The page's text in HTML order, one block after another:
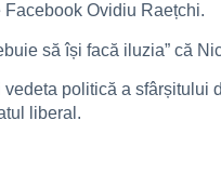
Facebook Ovidiu Raețchi.
să își facă iluzia” că
politică a
liberal.